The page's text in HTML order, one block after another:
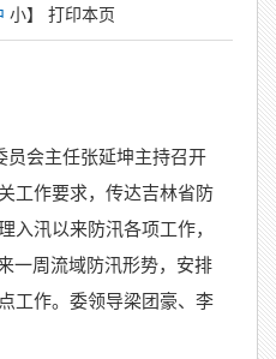
小】 打印本页
员会主任张延坤主持召开
工作要求，传达吉林省防
入汛以来防汛各项工作，
一周流域防汛形势，安排
工作。委领导梁团豪、李